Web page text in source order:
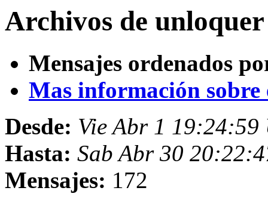
Archivos de
Mensajes ordenados
Mas información sobre
Desde: Vie Abr 1 19:24:59
Hasta: Sab Abr 30
Mensajes: 172